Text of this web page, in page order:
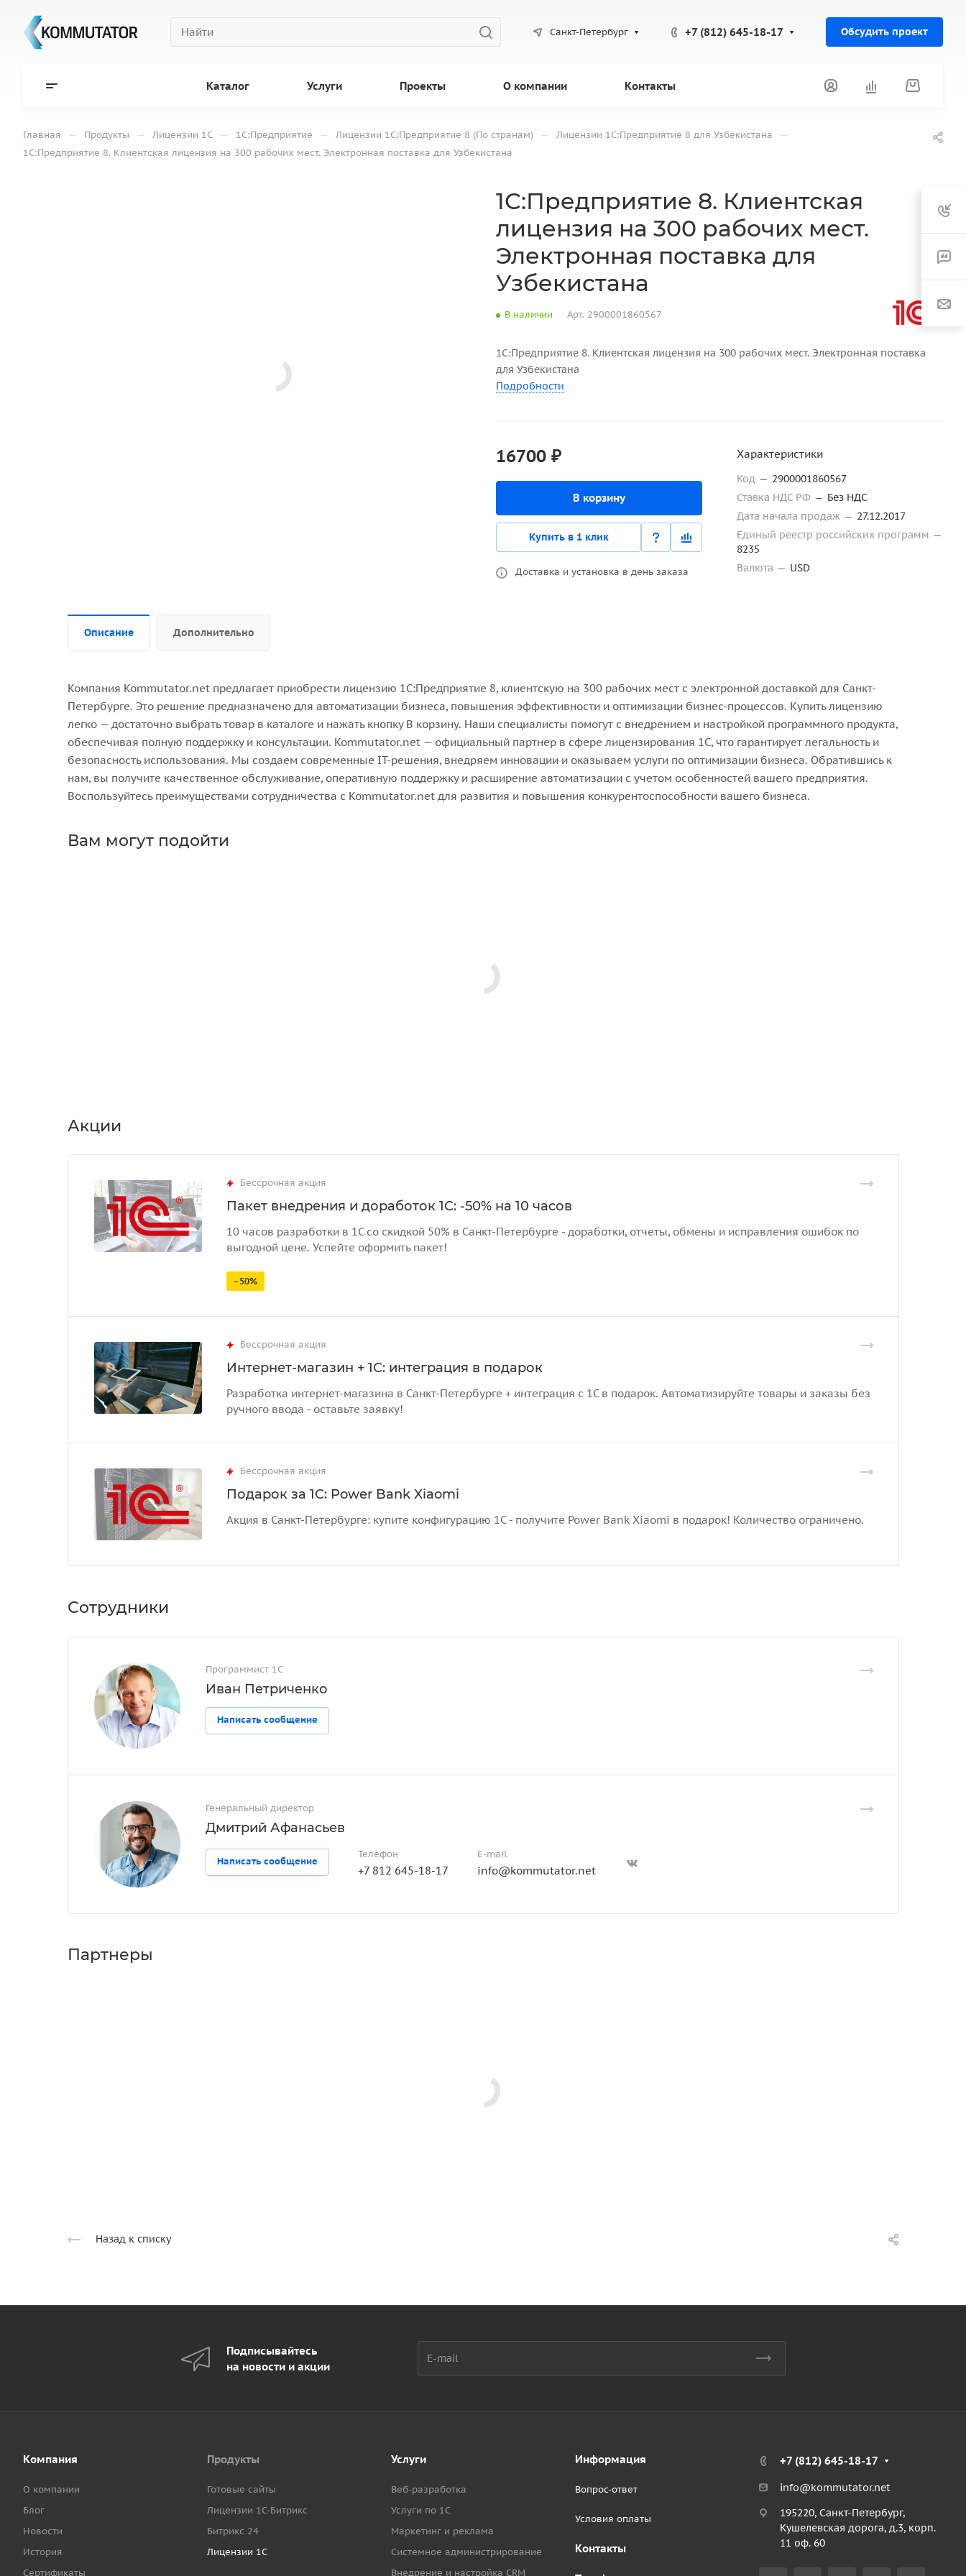
Санкт-Петербург +7 (812) 645-18-17 Обсудить проект
Каталог Услуги Проекты О компании Контакты
Главная — Продукты — Лицензии 1С — 1С:Предприятие — Лицензии 1С:Предприятие 8 (По странам) — Лицензии 1С:Предприятие 8 для Узбекистана —
1С:Предприятие 8. Клиентская лицензия на 300 рабочих мест. Электронная поставка для Узбекистана
1С:Предприятие 8. Клиентская
лицензия на 300 рабочих мест.
Электронная поставка для
Узбекистана
В наличии Арт. 2900001860567
1С:Предприятие 8. Клиентская лицензия на 300 рабочих мест. Электронная поставка
для Узбекистана
Подробности
16700 ₽
В корзину
Купить в 1 клик
Доставка и установка в день заказа
Характеристики
Код — 2900001860567
Ставка НДС РФ — Без НДС
Дата начала продаж — 27.12.2017
Единый реестр российских программ —
8235
Валюта — USD
Описание Дополнительно
Компания Kommutator.net предлагает приобрести лицензию 1С:Предприятие 8, клиентскую на 300 рабочих мест с электронной доставкой для Санкт-
Петербурге. Это решение предназначено для автоматизации бизнеса, повышения эффективности и оптимизации бизнес-процессов. Купить лицензию
легко — достаточно выбрать товар в каталоге и нажать кнопку В корзину. Наши специалисты помогут с внедрением и настройкой программного продукта,
обеспечивая полную поддержку и консультации. Kommutator.net — официальный партнер в сфере лицензирования 1С, что гарантирует легальность и
безопасность использования. Мы создаем современные IT-решения, внедряем инновации и оказываем услуги по оптимизации бизнеса. Обратившись к
нам, вы получите качественное обслуживание, оперативную поддержку и расширение автоматизации с учетом особенностей вашего предприятия.
Воспользуйтесь преимуществами сотрудничества с Kommutator.net для развития и повышения конкурентоспособности вашего бизнеса.
Вам могут подойти
Акции
Бессрочная акция
Пакет внедрения и доработок 1С: -50% на 10 часов
10 часов разработки в 1С со скидкой 50% в Санкт-Петербурге - доработки, отчеты, обмены и исправления ошибок по
выгодной цене. Успейте оформить пакет!
–50%
Бессрочная акция
Интернет-магазин + 1С: интеграция в подарок
Разработка интернет-магазина в Санкт-Петербурге + интеграция с 1С в подарок. Автоматизируйте товары и заказы без
ручного ввода - оставьте заявку!
Бессрочная акция
Подарок за 1С: Power Bank Xiaomi
Акция в Санкт-Петербурге: купите конфигурацию 1С - получите Power Bank Xiaomi в подарок! Количество ограничено.
Сотрудники
Программист 1С
Иван Петриченко
Написать сообщение
Генеральный директор
Дмитрий Афанасьев
Написать сообщение
Телефон
+7 812 645-18-17
E-mail
info@kommutator.net
Партнеры
Назад к списку
Подписывайтесь
на новости и акции
Компания
О компании
Блог
Новости
История
Сертификаты
Продукты
Готовые сайты
Лицензии 1С-Битрикс
Битрикс 24
Лицензии 1С
Услуги
Веб-разработка
Услуги по 1С
Маркетинг и реклама
Системное администрирование
Внедрение и настройка CRM
Информация
Вопрос-ответ
Условия оплаты
Контакты
+7 (812) 645-18-17
info@kommutator.net
195220, Санкт-Петербург,
Кушелевская дорога, д.3, корп.
11 оф. 60